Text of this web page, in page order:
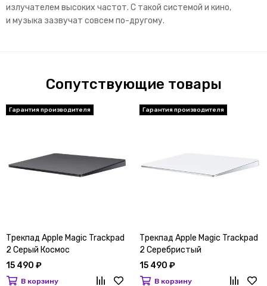
излучателем высоких частот. С такой системой и кино,
и музыка зазвучат совсем по-другому.
Сопутствующие товары
Гарантия производителя
Трекпад Apple Magic Trackpad
2 Серый Космос
15 490 ₽
В корзину
Гарантия производителя
Трекпад Apple Magic Trackpad
2 Серебристый
15 490 ₽
В корзину